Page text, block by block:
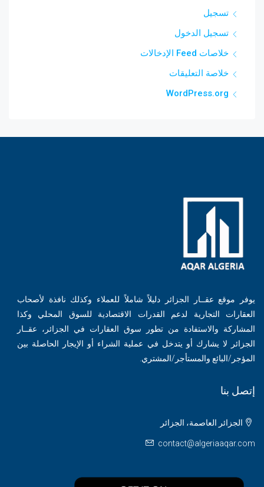
تسجيل
تسجيل الدخول
خلاصات Feed الإدخالات
خلاصة التعليقات
WordPress.org
يوفر موقع عقــار الجزائر دليلاً شاملاً للعملاء وكذلك نافذة لأصحاب
العقارات التجارية لدعم القدرات الاقتصادية للسوق المحلي وكذا
المشاركة والاستفادة من تطور سوق العقارات في الجزائر، عقــار
الجزائر لا يشارك أو يتدخل في عملية الشراء أو الإيجار الحاصلة بين
المؤجر/البائع والمستأجر/المشتري.
إتصل بنا
الجزائر العاصمة، الجزائر
contact@algeriaaqar.com